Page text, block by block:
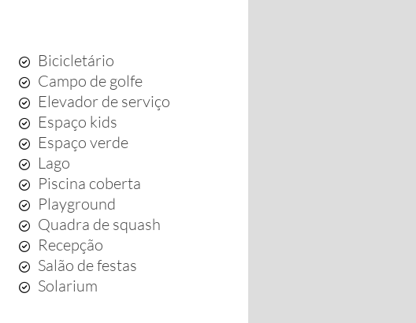
Bicicletário
Campo de golfe
Elevador de serviço
Espaço kids
Espaço verde
Lago
Piscina coberta
Playground
Quadra de squash
Recepção
Salão de festas
Solarium